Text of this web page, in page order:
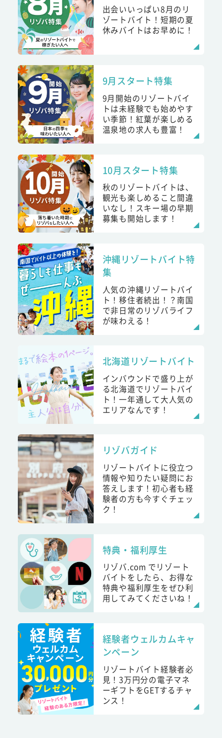
出会いいっぱい8月のリ
ゾートバイト！短期の夏
休みバイトはお早めに！
9月スタート特集
9月開始のリゾートバイ
トは未経験でも始めやす
い季節！紅葉が楽しめる
温泉地の求人も豊富！
10月スタート特集
秋のリゾートバイトは、
観光も楽しめること間違
いなし！スキー場の早期
募集も開始します！
沖縄リゾートバイト特
集
人気の沖縄リゾートバイ
ト！移住者続出！？南国
で非日常のリゾバライフ
が味わえる！
北海道リゾートバイト
インバウンドで盛り上が
る北海道でリゾートバイ
ト！一年通して大人気の
エリアなんです！
リゾバガイド
リゾートバイトに役立つ
情報や知りたい疑問にお
答えします！初心者も経
験者の方も今すぐチェッ
ク！
特典・福利厚生
リゾバ.com でリゾート
バイトをしたら、お得な
特典や福利厚生をぜひ利
用してみてくださいね！
経験者ウェルカムキャ
ンペーン
リゾートバイト経験者必
見！3万円分の電子マネ
ーギフトをGETするチャ
ンス！